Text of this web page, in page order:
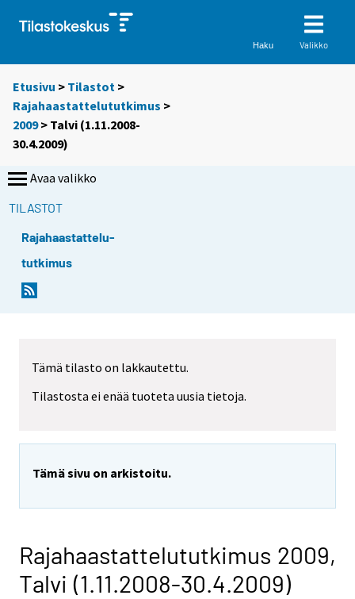
Haku Valikko
Etusivu > Tilastot >
Rajahaastattelututkimus >
2009> Talvi (1.11.2008-
30.4.2009)
Avaa valikko
TILASTOT
Rajahaastattelu-
tutkimus
Tämä tilasto on lakkautettu.
Tilastosta ei enää tuoteta uusia tietoja.
Tämä sivu on arkistoitu.
Rajahaastattelututkimus 2009,
Talvi (1.11.2008-30.4.2009)